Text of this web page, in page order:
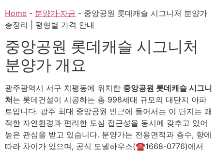
Home - 분양가·자금 - 중앙공원 롯데캐슬 시그니처 분양가
총정리 | 평형별 가격 안내
중앙공원 롯데캐슬 시그니처
분양가 개요
광주광역시 서구 치평동에 위치한 중앙공원 롯데캐슬 시그니
처는 롯데건설이 시공하는 총 998세대 규모의 대단지 아파
트입니다. 광주 최대 중앙공원 인근에 들어서는 이 단지는 쾌
적한 자연환경과 편리한 도심 접근성을 동시에 갖추고 있어
높은 관심을 받고 있습니다. 분양가는 전용면적과 층수, 향에
따라 차이가 있으며, 공식 모델하우스(☎1668-0776)에서